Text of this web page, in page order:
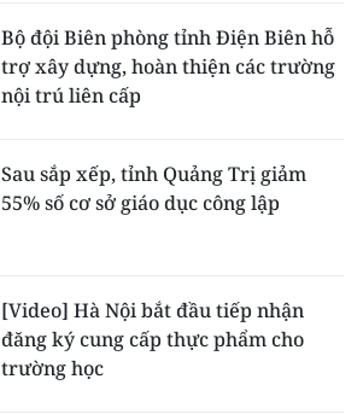
Bộ đội Biên phòng tỉnh Điện Biên hỗ
trợ xây dựng, hoàn thiện các trường
nội trú liên cấp
Sau sắp xếp, tỉnh Quảng Trị giảm
55% số cơ sở giáo dục công lập
[Video] Hà Nội bắt đầu tiếp nhận
đăng ký cung cấp thực phẩm cho
trường học